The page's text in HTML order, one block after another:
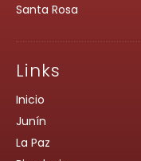
Santa Rosa
Links
Inicio
Junín
La Paz